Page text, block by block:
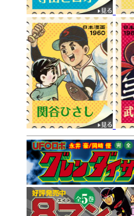
思い出などが語られ
お知らせマンガショ
広尾満先生、小嶋悟
先生方の連絡先をご
プまでご一報くださ
マンガショップメー
ピックアップ『ロボ
『青の6号』全2巻!!
30年前の『青の6号
『青の6号 AO6』全3
好評発売中2015年1
11月刊はハードボイ